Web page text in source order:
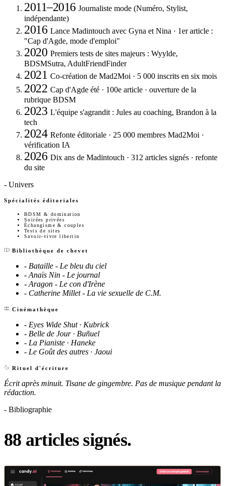
2011–2016Journaliste mode (Numéro, Stylist,
indépendante)
2016 Lance Madintouch avec Gyna et Nina · 1er article :
"Cap d'Agde, mode d'emploi"
2020 Premiers tests de sites majeurs : Wyylde,
BDSMSutra, AdultFriendFinder
2021 Co-création de Mad2Moi · 5 000 inscrits en six mois
2022 Cap d'Agde été · 100e article · ouverture de la
rubrique BDSM
2023 L'équipe s'agrandit : Jules au coaching, Brandon à la
tech
2024 Refonte éditoriale · 25 000 membres Mad2Moi ·
vérification IA
2026 Dix ans de Madintouch · 312 articles signés · refonte
du site
- Univers
Spécialités éditoriales
BDSM & domination
Soirées privées
Échangisme & couples
Tests de sites
Savoir-vivre libertin
Bibliothèque de chevet
- Bataille - Le bleu du ciel
- Anaïs Nin - Le journal
- Aragon - Le con d'Irène
- Catherine Millet - La vie sexuelle de C.M.
Cinémathèque
- Eyes Wide Shut · Kubrick
- Belle de Jour · Buñuel
- La Pianiste · Haneke
- Le Goût des autres · Jaoui
Rituel d'écriture
Écrit après minuit. Tisane de gingembre. Pas de musique pendant la
rédaction.
- Bibliographie
88 articles signés.